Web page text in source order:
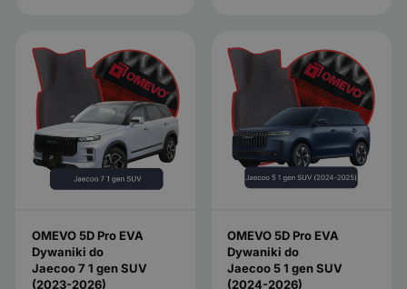
OMEVO 5D Pro EVA
Dywaniki do
Jaecoo 7 1 gen SUV
(2023-2026)
OMEVO 5D Pro EVA
Dywaniki do
Jaecoo 5 1 gen SUV
(2024-2026)